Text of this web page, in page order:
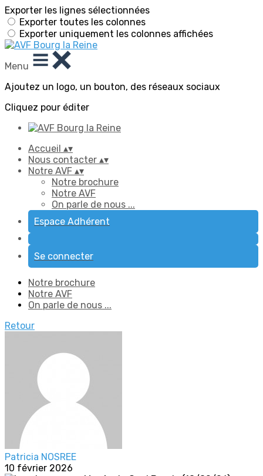
Exporter les lignes sélectionnées
Exporter toutes les colonnes
Exporter uniquement les colonnes affichées
Menu
Ajoutez un logo, un bouton, des réseaux sociaux
Cliquez pour éditer
Accueil ▴▾
Nous contacter ▴▾
Notre AVF ▴▾
Notre brochure
Notre AVF
On parle de nous ...
Espace Adhérent
Se connecter
Notre brochure
Notre AVF
On parle de nous ...
Retour
Patricia NOSREE
10 février 2026